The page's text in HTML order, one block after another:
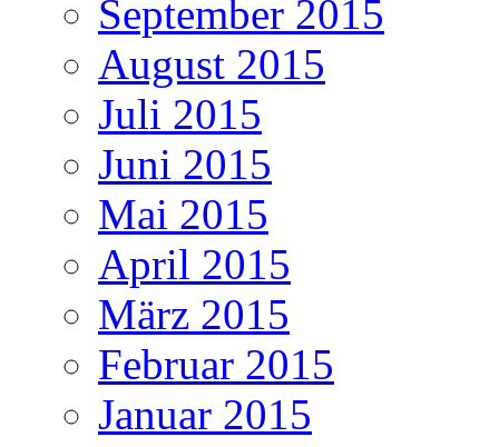
September 2015
August 2015
Juli 2015
Juni 2015
Mai 2015
April 2015
März 2015
Februar 2015
Januar 2015